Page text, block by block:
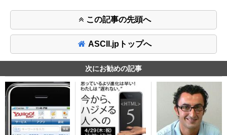
この記事の先頭へ
ASCII.jpトップへ
次にお勧めの記事